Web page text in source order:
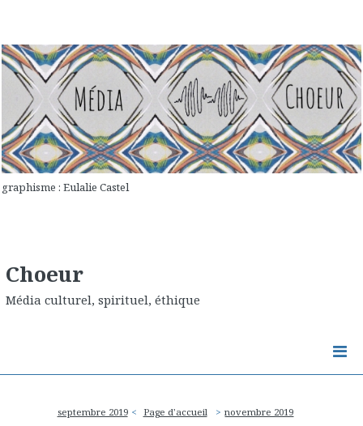
graphisme : Eulalie Castel
Choeur
Média culturel, spirituel, éthique
septembre 2019 Page d'accueil novembre 2019